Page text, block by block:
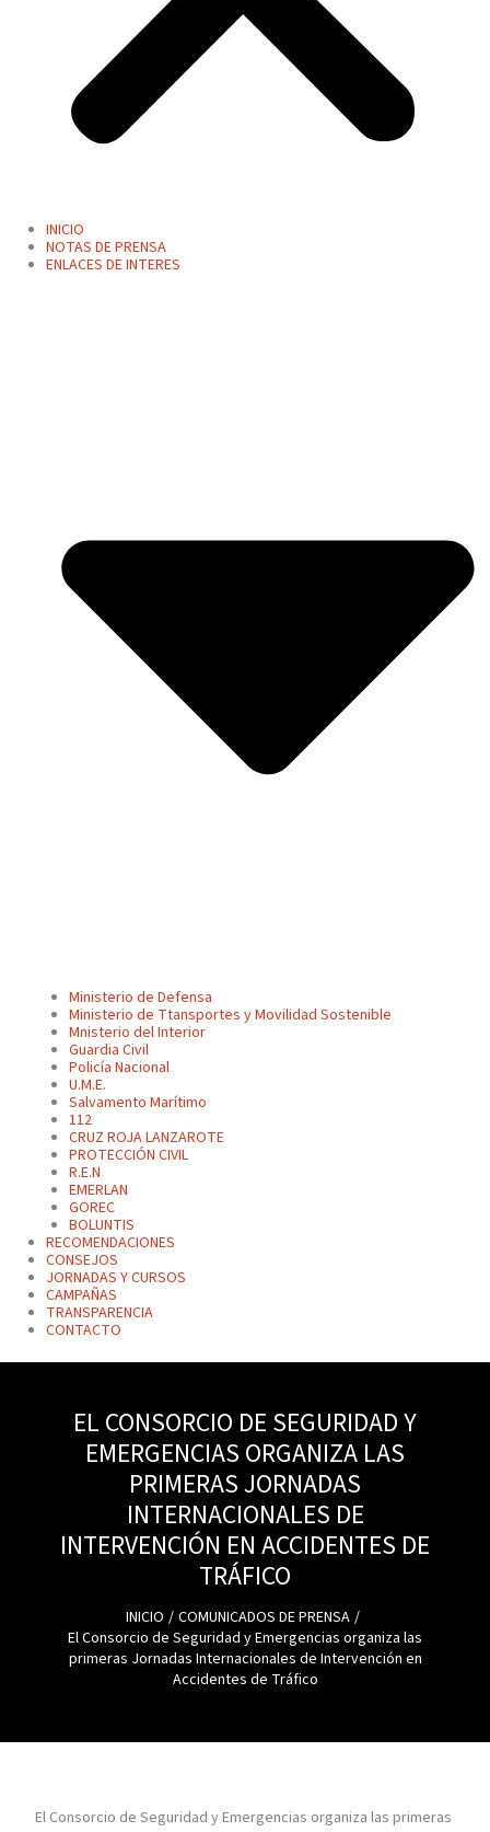
INICIO
NOTAS DE PRENSA
ENLACES DE INTERES
Ministerio de Defensa
Ministerio de Ttansportes y Movilidad Sostenible
Mnisterio del Interior
Guardia Civil
Policía Nacional
U.M.E.
Salvamento Marítimo
112
CRUZ ROJA LANZAROTE
PROTECCIÓN CIVIL
R.E.N
EMERLAN
GOREC
BOLUNTIS
RECOMENDACIONES
CONSEJOS
JORNADAS Y CURSOS
CAMPAÑAS
TRANSPARENCIA
CONTACTO
EL CONSORCIO DE SEGURIDAD Y
EMERGENCIAS ORGANIZA LAS
PRIMERAS JORNADAS
INTERNACIONALES DE
INTERVENCIÓN EN ACCIDENTES DE
TRÁFICO
INICIO
COMUNICADOS DE PRENSA
El Consorcio de Seguridad y Emergencias organiza las
primeras Jornadas Internacionales de Intervención en
Accidentes de Tráfico
El Consorcio de Seguridad y Emergencias organiza las primeras